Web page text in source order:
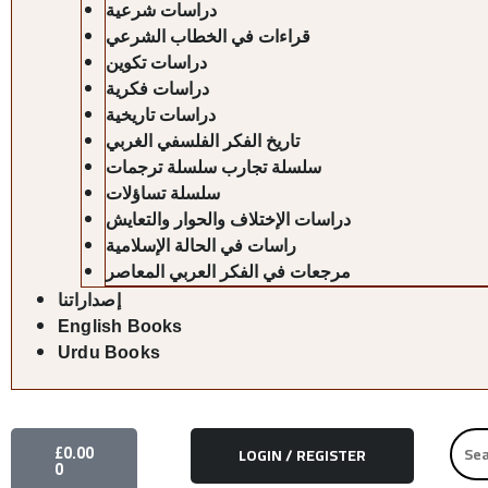
دراسات شرعية
قراءات في الخطاب الشرعي
دراسات تكوين
دراسات فكرية
دراسات تاريخية
تاريخ الفكر الفلسفي الغربي
سلسلة تجارب سلسلة ترجمات
سلسلة تساؤلات
دراسات الإختلاف والحوار والتعايش
راسات في الحالة الإسلامية
مرجعات في الفكر العربي المعاصر
إصداراتنا
English Books
Urdu Books
£0.00
0
CART
LOGIN / REGISTER
for: